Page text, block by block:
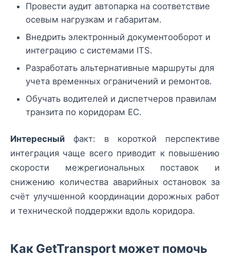
Провести аудит автопарка на соответствие
осевым нагрузкам и габаритам.
Внедрить электронный документооборот и
интеграцию с системами ITS.
Разработать альтернативные маршруты для
учета временных ограничений и ремонтов.
Обучать водителей и диспетчеров правилам
транзита по коридорам ЕС.
Интересный факт: в короткой перспективе
интеграция чаще всего приводит к повышению
скорости межрегиональных поставок и
снижению количества аварийных остановок за
счёт улучшенной координации дорожных работ
и технической поддержки вдоль коридора.
Как GetTransport может помочь